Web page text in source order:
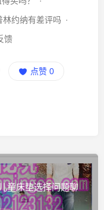
林约纳有差评吗 ·
馈
点赞 0
童床垫选择问题聊